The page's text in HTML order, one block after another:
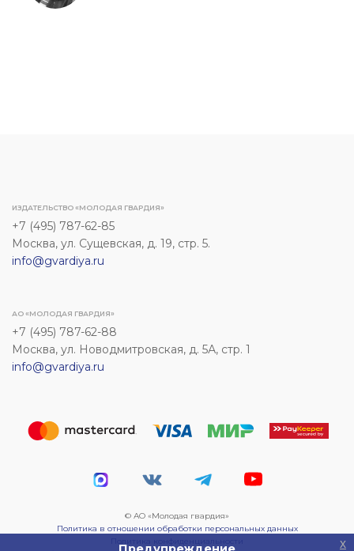
ИЗДАТЕЛЬСТВО «МОЛОДАЯ ГВАРДИЯ»
+7 (495) 787-62-85
Москва, ул. Сущевская, д. 19, стр. 5.
info@gvardiya.ru
АО «МОЛОДАЯ ГВАРДИЯ»
+7 (495) 787-62-88
Москва, ул. Новодмитровская, д. 5А, стр. 1
info@gvardiya.ru
© АО «Молодая гвардия»
Политика в отношении обработки персональных данных
x